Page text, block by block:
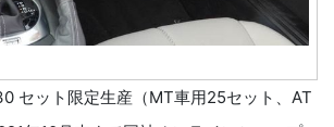
セット限定生産（MT車用25セット、AT